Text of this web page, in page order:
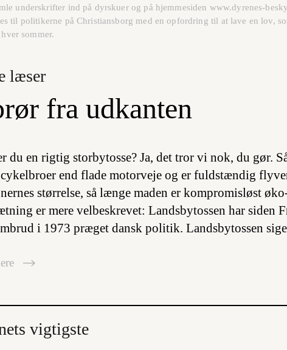
underskrifter ind på dyrskuer og på hjemmesiden www.dyrenes-
til politikerne på Christiansborg med en opfordring til at lave en lov,
sommer.
læser
fra udkanten
du en rigtig storbytosse? Ja, det tror vi nok, du gør.
end flade motorveje og er fuldstændig
størrelse, så længe maden er kompromisløst
er mere velbeskrevet: Landsbytossen har siden
i 1973 præget dansk politik. Landsbytossen
vigtigste